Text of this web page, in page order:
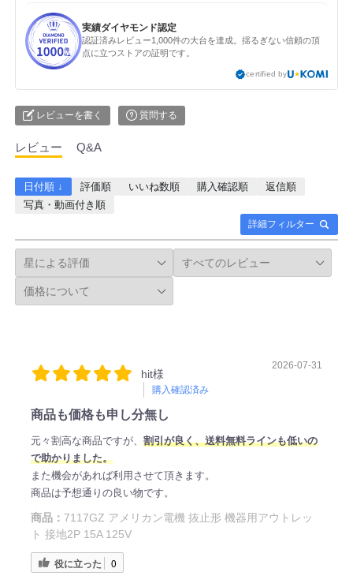
実績ダイヤモンド認定
認証済みレビュー1,000件の大台を達成。揺るぎない信頼の頂
点に立つストアの証明です。
certified by
レビューを書く 質問する
レビュー Q&A
詳細フィルター
日付順 ↓ 評価順 いいね数順 購入確認順
返信順
写真・動画付き順
hit様
購入確認済み
2026-07-31
商品も価格も申し分無し
元々割高な商品ですが、 割引が良く、送料無料ラインも低いの
で助かりました。
また機会があれば利用させて頂きます。
商品は予想通りの良い物です。
商品： 7117GZ アメリカン電機 抜止形 機器用アウトレッ
ト 接地2P 15A 125V
役に立った 0